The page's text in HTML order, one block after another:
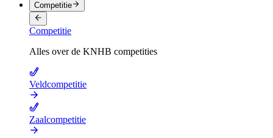
Competitie
Competitie
Alles over de KNHB competities
Veldcompetitie
Zaalcompetitie